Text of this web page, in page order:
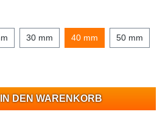
30 mm 40 mm 50 mm
IN DEN WARENKORB